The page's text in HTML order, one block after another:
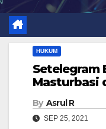
HUKUM
Setelegram
Masturbasi
By Asrul R
SEP 25, 2021